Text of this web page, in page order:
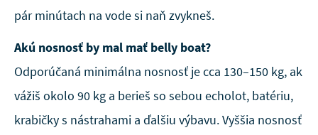
pár minútach na vode si naň zvykneš.
Akú nosnosť by mal mať belly boat?
Odporúčaná minimálna nosnosť je cca 130–150 kg, ak
vážiš okolo 90 kg a berieš so sebou echolot, batériu,
krabičky s nástrahami a ďalšiu výbavu. Vyššia nosnosť